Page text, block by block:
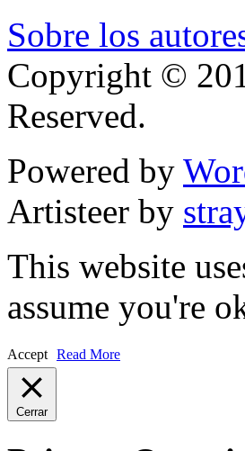
Sobre los
Copyright ©
Reserved.
Powered by
Artisteer by
This website
assume you're
Accept Read More
Cerrar